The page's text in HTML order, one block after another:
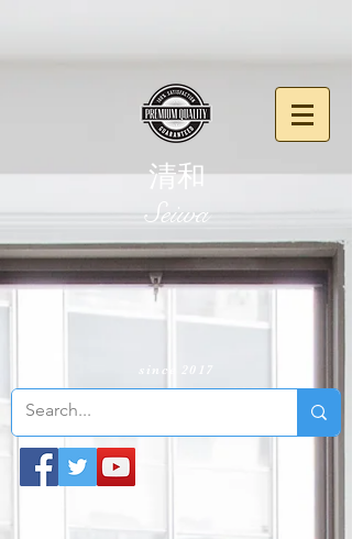
清和
​Seiwa
since 2017